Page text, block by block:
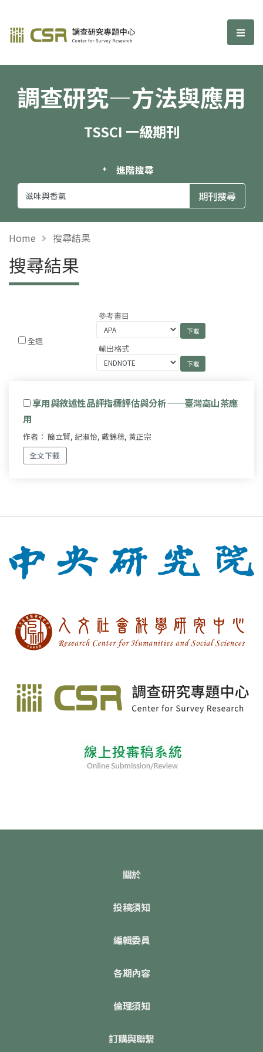
調查研究—方法與應用期刊 選
調查研究—方法與應用
TSSCI 一級期刊
進階搜尋
Home 搜尋結果
搜尋結果
全選
參考書目
輸出格式
享用與敘述性品評指標評估與分析——臺灣高山茶應
用
作者： 簡立賢, 紀淑怡, 戴錦稔, 黃正宗
全文下載
關於
投稿須知
編輯委員
各期內容
倫理須知
訂購與聯繫